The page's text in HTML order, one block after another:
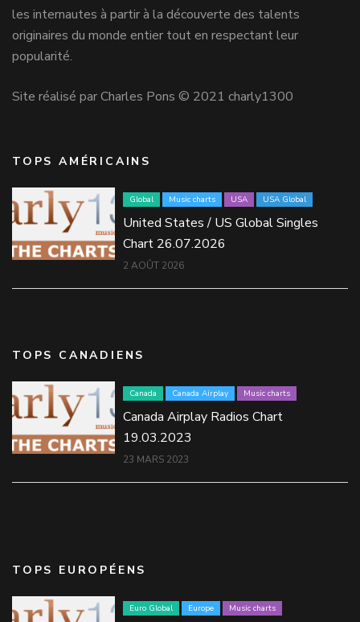
les internautes à partir à la découverte des talents
originaires du monde entier tout en respectant leur
popularité.
Site réalisé par Charles Pons © 2021 charly1300
TOPS AMÉRICAINS
Global Music charts USA USA Global
United States / US Global Singles
Chart 26.07.2026
2 AOÛT 2026
TOPS CANADIENS
Canada Canada Airplay Music charts
Canada Airplay Radios Chart
19.03.2023
23 MARS 2023
TOPS EUROPÉENS
Euro Global Europe Music charts